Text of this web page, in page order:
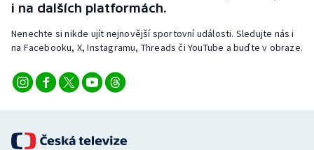
i na dalších platformách.
Nenechte si nikde ujít nejnovější sportovní události. Sledujte nás i
na Facebooku, X, Instagramu, Threads či YouTube a buďte v obraze.